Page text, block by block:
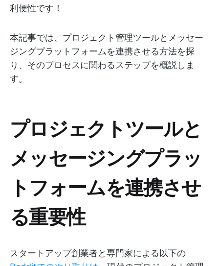
利便性です！
本記事では、プロジェクト管理ツールとメッセー
ジングプラットフォームを連携させる方法を探
り、そのプロセスに関わるステップを概説しま
す。
プロジェクトツールと
メッセージングプラッ
トフォームを連携させ
る重要性
スタートアップ創業者と専門家による以下の